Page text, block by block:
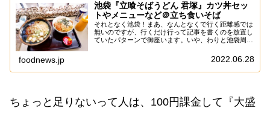
池袋『立喰そばうどん 君塚』カツ丼セッ
トやメニューなど＠立ち食いそば
それとなく池袋！まあ、なんとなくで行く距離感では
無いのですが、行くだけ行って記事を書くのを放置し
ていたパターンで御座います。いや、わりと池袋周辺
知っているのですが、ぶっちゃけ相模原市民の感覚
foodnews.jp 2022.06.28
ちょっと足りないって人は、100円課金して『大盛